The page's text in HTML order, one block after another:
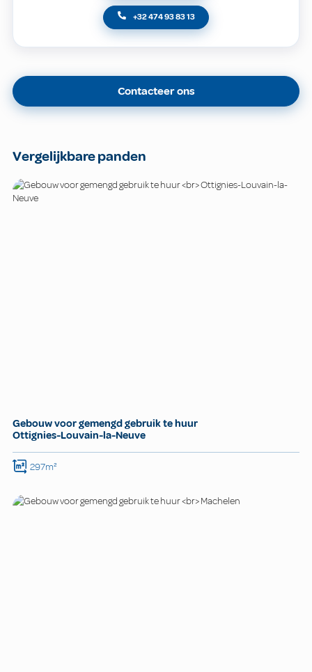
+32 474 93 83 13
Contacteer ons
Vergelijkbare panden
Gebouw voor gemengd gebruik te huur
Ottignies-Louvain-la-Neuve
297m²